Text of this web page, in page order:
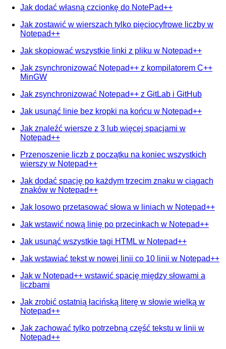
Jak dodać własną czcionkę do NotePad++
Jak zostawić w wierszach tylko pięciocyfrowe liczby w
Notepad++
Jak skopiować wszystkie linki z pliku w Notepad++
Jak zsynchronizować Notepad++ z kompilatorem C++
MinGW
Jak zsynchronizować Notepad++ z GitLab i GitHub
Jak usunąć linie bez kropki na końcu w Notepad++
Jak znaleźć wiersze z 3 lub więcej spacjami w
Notepad++
Przenoszenie liczb z początku na koniec wszystkich
wierszy w Notepad++
Jak dodać spację po każdym trzecim znaku w ciągach
znaków w Notepad++
Jak losowo przetasować słowa w liniach w Notepad++
Jak wstawić nową linię po przecinkach w Notepad++
Jak usunąć wszystkie tagi HTML w Notepad++
Jak wstawiać tekst w nowej linii co 10 linii w Notepad++
Jak w Notepad++ wstawić spację między słowami a
liczbami
Jak zrobić ostatnią łacińską literę w słowie wielką w
Notepad++
Jak zachować tylko potrzebną część tekstu w linii w
Notepad++